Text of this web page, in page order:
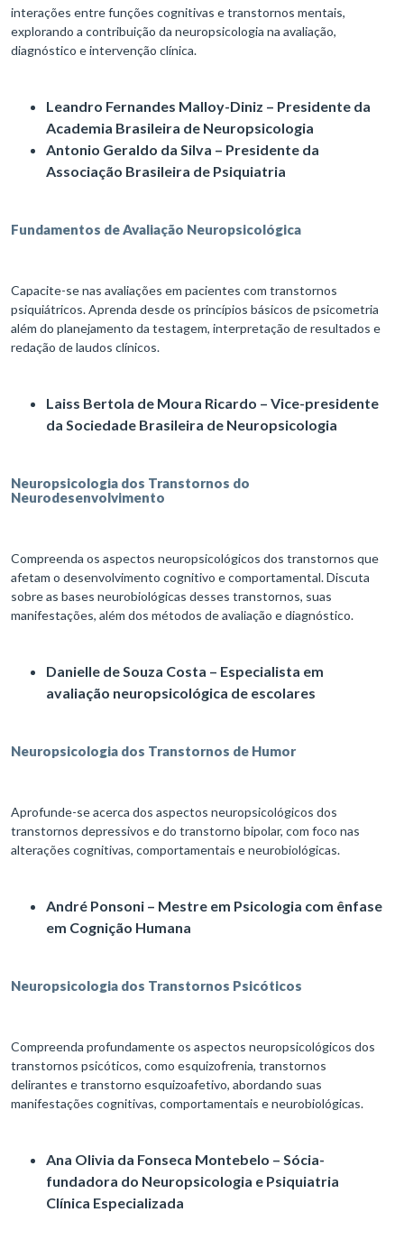
interações entre funções cognitivas e transtornos mentais,
explorando a contribuição da neuropsicologia na avaliação,
diagnóstico e intervenção clínica.
Leandro Fernandes Malloy-Diniz – Presidente da
Academia Brasileira de Neuropsicologia
Antonio Geraldo da Silva – Presidente da
Associação Brasileira de Psiquiatria
Fundamentos de Avaliação Neuropsicológica
Capacite-se nas avaliações em pacientes com transtornos
psiquiátricos. Aprenda desde os princípios básicos de psicometria
além do planejamento da testagem, interpretação de resultados e
redação de laudos clínicos.
Laiss Bertola de Moura Ricardo – Vice-presidente
da Sociedade Brasileira de Neuropsicologia
Neuropsicologia dos Transtornos do
Neurodesenvolvimento
Compreenda os aspectos neuropsicológicos dos transtornos que
afetam o desenvolvimento cognitivo e comportamental. Discuta
sobre as bases neurobiológicas desses transtornos, suas
manifestações, além dos métodos de avaliação e diagnóstico.
Danielle de Souza Costa – Especialista em
avaliação neuropsicológica de escolares
Neuropsicologia dos Transtornos de Humor
Aprofunde-se acerca dos aspectos neuropsicológicos dos
transtornos depressivos e do transtorno bipolar, com foco nas
alterações cognitivas, comportamentais e neurobiológicas.
André Ponsoni – Mestre em Psicologia com ênfase
em Cognição Humana
Neuropsicologia dos Transtornos Psicóticos
Compreenda profundamente os aspectos neuropsicológicos dos
transtornos psicóticos, como esquizofrenia, transtornos
delirantes e transtorno esquizoafetivo, abordando suas
manifestações cognitivas, comportamentais e neurobiológicas.
Ana Olivia da Fonseca Montebelo – Sócia-
fundadora do Neuropsicologia e Psiquiatria
Clínica Especializada